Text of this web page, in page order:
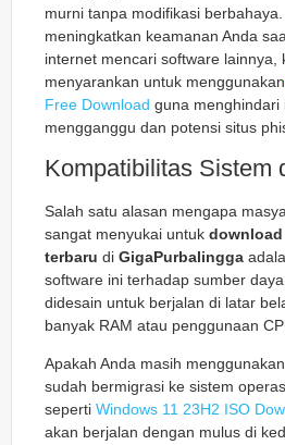
murni tanpa modifikasi
meningkatkan keamanan Anda
internet mencari software lainnya,
menyarankan untuk menggunakan
Free Download guna menghindari
mengganggu dan potensi situs
Kompatibilitas Sistem
Salah satu alasan mengapa
sangat menyukai untuk download
terbaru di GigaPurbalingga
software ini terhadap sumber
didesain untuk berjalan di latar
banyak RAM atau penggunaan
Apakah Anda masih
sudah bermigrasi ke sistem
seperti Windows 11 23H2 ISO
akan berjalan dengan mulus di